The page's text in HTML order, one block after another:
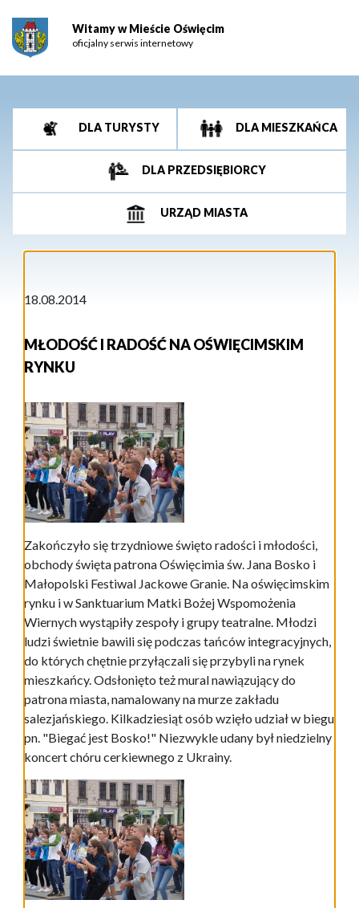
Witamy w Mieście Oświęcim
oficjalny serwis internetowy
DLA TURYSTY DLA MIESZKAŃCA
DLA PRZEDSIĘBIORCY
URZĄD MIASTA
18.08.2014
MŁODOŚĆ I RADOŚĆ NA OŚWIĘCIMSKIM
RYNKU
Zakończyło się trzydniowe święto radości i młodości,
obchody święta patrona Oświęcimia św. Jana Bosko i
Małopolski Festiwal Jackowe Granie. Na oświęcimskim
rynku i w Sanktuarium Matki Bożej Wspomożenia
Wiernych wystąpiły zespoły i grupy teatralne. Młodzi
ludzi świetnie bawili się podczas tańców integracyjnych,
do których chętnie przyłączali się przybyli na rynek
mieszkańcy. Odsłonięto też mural nawiązujący do
patrona miasta, namalowany na murze zakładu
salezjańskiego. Kilkadziesiąt osób wzięło udział w biegu
pn. "Biegać jest Bosko!" Niezwykle udany był niedzielny
koncert chóru cerkiewnego z Ukrainy.